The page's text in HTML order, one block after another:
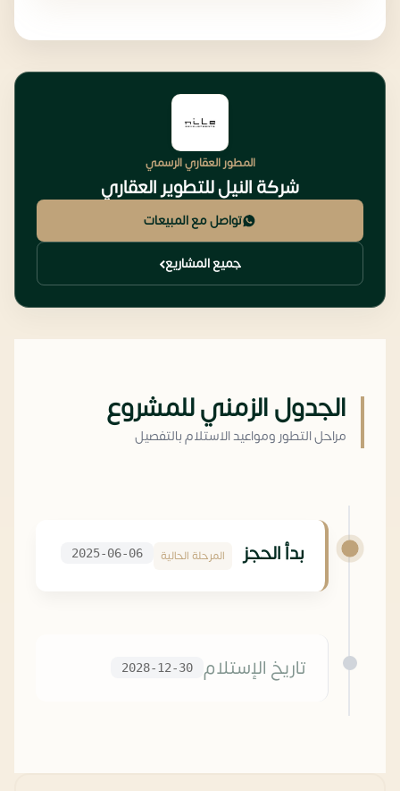
المطور العقاري الرسمي
شركة النيل للتطوير العقاري
تواصل مع المبيعات
جميع المشاريع
الجدول الزمني للمشروع
مراحل التطور ومواعيد الاستلام بالتفصيل
بدأ الحجز المرحلة الحالية 2025-06-06
تاريخ الإستلام 2028-12-30